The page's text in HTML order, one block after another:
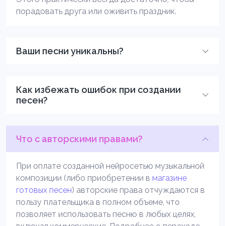
порадовать друга или оживить праздник.
Ваши песни уникальны?
Как избежать ошибок при создании
песен?
Что с авторскими правами?
При оплате созданной нейросетью музыкальной
композиции (либо приобретении в магазине
готовых песен) авторские права отчуждаются в
пользу плательщика в полном объеме, что
позволяет использовать песню в любых целях,